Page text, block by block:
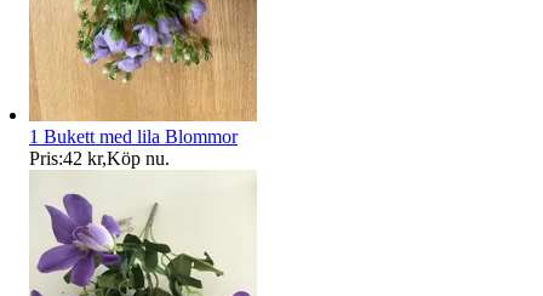
1 Bukett med lila Blommor
Pris:42 kr,Köp nu.